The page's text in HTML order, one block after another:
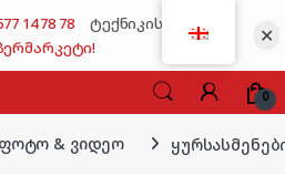
14 78 78
ტექნიკის მსხვილი
✕
0
& ვიდეო ყურსასმენები